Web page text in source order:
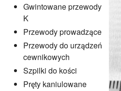
Gwintowane przewody
K
Przewody prowadzące
Przewody do urządzeń
cewnikowych
Szpilki do kości
Pręty kaniulowane